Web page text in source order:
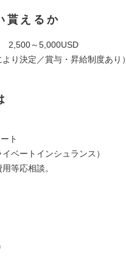
貰えるか
2,500～5,000USD
り決定／賞与・昇給制度あり）
ト
ベートインシュランス）
等応相談。